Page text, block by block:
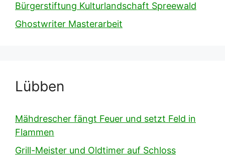
Bürgerstiftung Kulturlandschaft Spreewald
Ghostwriter Masterarbeit
Lübben
Mähdrescher fängt Feuer und setzt Feld in
Flammen
Grill-Meister und Oldtimer auf Schloss